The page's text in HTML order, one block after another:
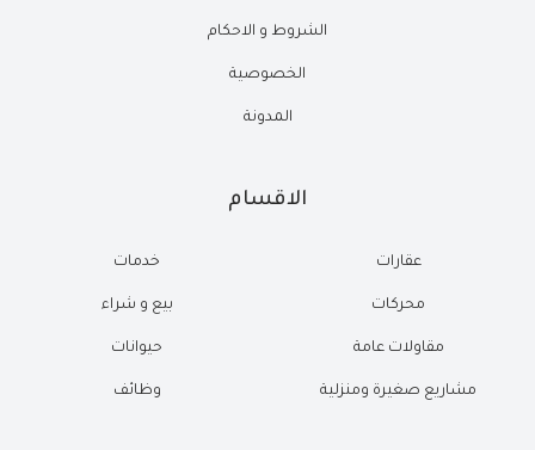
الشروط و الاحكام
الخصوصية
المدونة
الاقسام
عقارات
محركات
مقاولات عامة
مشاريع صغيرة ومنزلية
خدمات
بيع و شراء
حيوانات
وظائف